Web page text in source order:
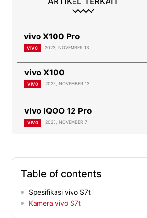
vivo X100 Pro
VIVO 2023, NOVEMBER 13
vivo X100
VIVO 2023, NOVEMBER 13
vivo iQOO 12 Pro
VIVO 2023, NOVEMBER 7
Table of contents
Spesifikasi vivo S7t
Kamera vivo S7t